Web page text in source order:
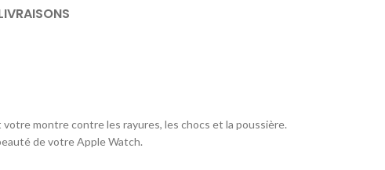
montre contre les rayures, les chocs et la poussière.
de votre Apple Watch.